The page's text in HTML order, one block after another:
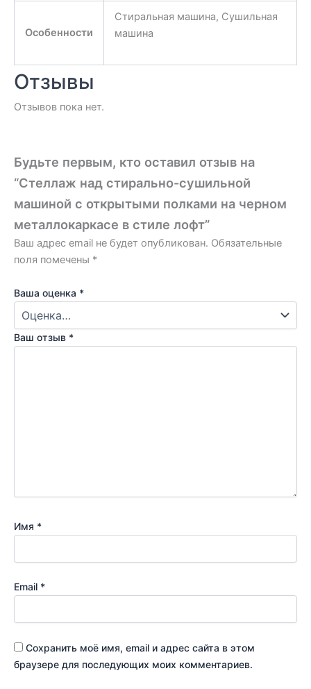
Особенности
Стиральная машина, Сушильная
машина
Отзывы
Отзывов пока нет.
Будьте первым, кто оставил отзыв на
“Стеллаж над стирально-сушильной
машиной с открытыми полками на черном
металлокаркасе в стиле лофт”
Ваш адрес email не будет опубликован. Обязательные
поля помечены *
Ваша оценка *
Ваш отзыв *
Имя *
Email *
Сохранить моё имя, email и адрес сайта в этом
браузере для последующих моих комментариев.